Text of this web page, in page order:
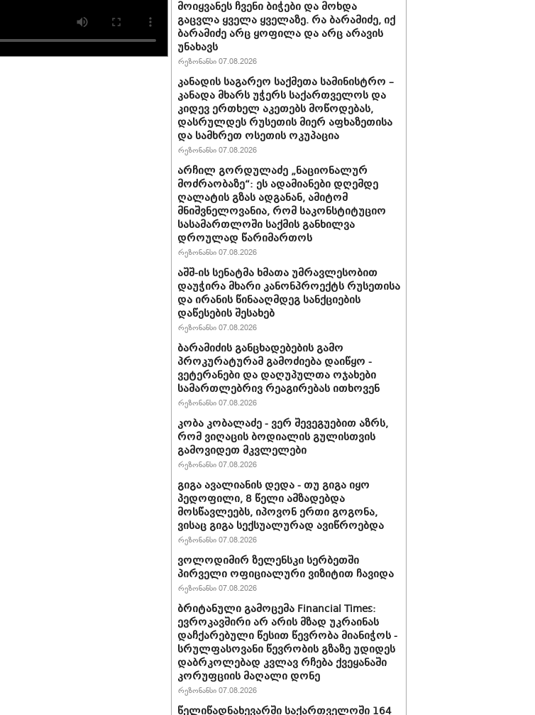
მოიყვანეს ჩვენი ბიჭები და მოხდა
გაცვლა ყველა ყველაზე. რა ბარამიძე, იქ
ბარამიძე არც ყოფილა და არც არავის
უნახავს
რეზონანსი 07.08.2026
კანადის საგარეო საქმეთა სამინისტრო –
კანადა მხარს უჭერს საქართველოს და
კიდევ ერთხელ აკეთებს მოწოდებას,
დასრულდეს რუსეთის მიერ აფხაზეთისა
და სამხრეთ ოსეთის ოკუპაცია
რეზონანსი 07.08.2026
არჩილ გორდულაძე „ნაციონალურ
მოძრაობაზე“: ეს ადამიანები დღემდე
ღალატის გზას ადგანან, ამიტომ
მნიშვნელოვანია, რომ საკონსტიტუციო
სასამართლოში საქმის განხილვა
დროულად წარიმართოს
რეზონანსი 07.08.2026
აშშ-ის სენატმა ხმათა უმრავლესობით
დაუჭირა მხარი კანონპროექტს რუსეთისა
და ირანის წინააღმდეგ სანქციების
დაწესების შესახებ
რეზონანსი 07.08.2026
ბარამიძის განცხადებების გამო
პროკურატურამ გამოძიება დაიწყო -
ვეტერანები და დაღუპულთა ოჯახები
სამართლებრივ რეაგირებას ითხოვენ
რეზონანსი 07.08.2026
კობა კობალაძე - ვერ შევეგუებით აზრს,
რომ ვიღაცის ბოდიალის გულისთვის
გამოვიდეთ მკვლელები
რეზონანსი 07.08.2026
გიგა ავალიანის დედა - თუ გიგა იყო
პედოფილი, 8 წელი ამზადებდა
მოსწავლეებს, იპოვონ ერთი გოგონა,
ვისაც გიგა სექსუალურად ავიწროებდა
რეზონანსი 07.08.2026
ვოლოდიმირ ზელენსკი სერბეთში
პირველი ოფიციალური ვიზიტით ჩავიდა
რეზონანსი 07.08.2026
ბრიტანული გამოცემა Financial Times:
ევროკავშირი არ არის მზად უკრაინას
დაჩქარებული წესით წევრობა მიანიჭოს -
სრულფასოვანი წევრობის გზაზე უდიდეს
დაბრკოლებად კვლავ რჩება ქვეყანაში
კორუფციის მაღალი დონე
რეზონანსი 07.08.2026
წელიწადნახევარში საქართველოში 164